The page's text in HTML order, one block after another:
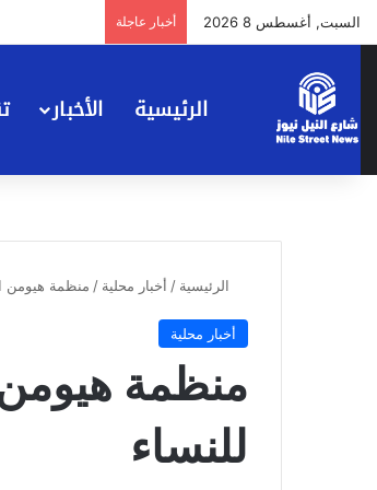
السبت, أغسطس 8 2026 أخبار عاجلة
الرئيسية الأخبار
الرئيسية / أخبار محلية / منظمة هيومن
أخبار محلية
منظمة هيومن
للنساء